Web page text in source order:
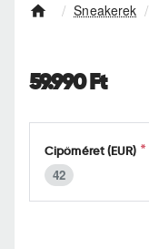
e
Sneakerek
59.990 Ft
Cipőméret (EUR)
42